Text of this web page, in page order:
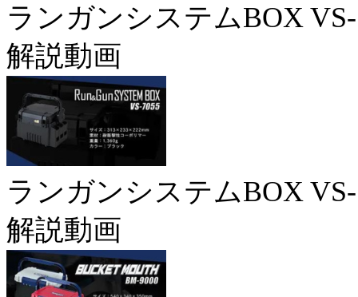
ランガンシステムBOX
解説動画
ランガンシステムBOX
解説動画